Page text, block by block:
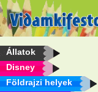
Állatok
Disney
Földrajzi helyek